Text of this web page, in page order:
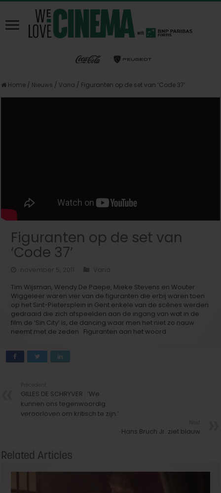
Home / Nieuws / Varia / Figuranten op de set van ‘Code 37’
Figuranten op de set van
‘Code 37’
november 5, 2011
Varia
Tim Wijsman, Wendy De Paepe, Mieke Stevens en Wouter
Wiggeleer waren vier van de figuranten die erbij waren toen
op het Sint-Pietersplein in Gent enkele van de scènes werden
gedraaid die zich afspeelden aan de ingang van wat in de
film de ‘Sin City’ is, de dancing waar men het niet zo nauw
neemt met de zeden. Figuranten aan het woord.
GILLES DE SCHRYVER : ‘We
kunnen ons tegenwoordig
veroorloven om kritisch te zijn.’
Hans Bruch Jr. ziet blauw
Related Articles